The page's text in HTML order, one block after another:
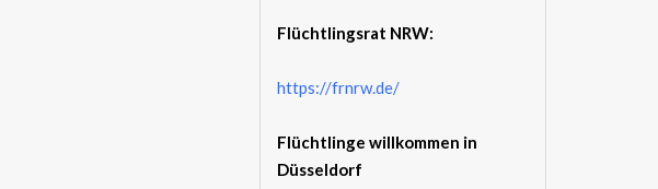
Flüchtlingsrat NRW:
https://frnrw.de/
Flüchtlinge willkommen in
Düsseldorf